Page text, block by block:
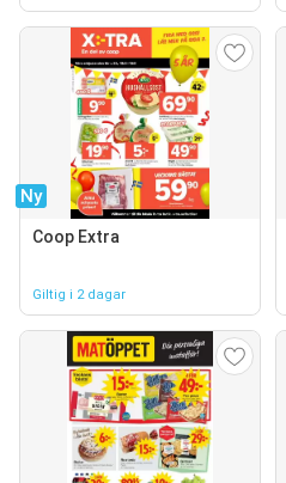
Ny
Coop Extra
Giltig i 2 dagar